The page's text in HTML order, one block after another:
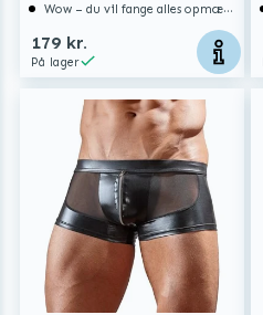
Wow – du vil fange alles opmærksomhed
179 kr.
På lager